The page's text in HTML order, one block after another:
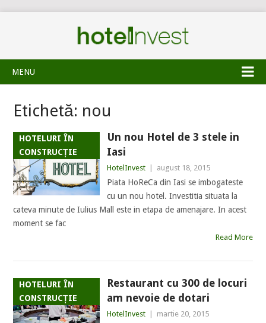
MENU
Etichetă: nou
HOTELURI ÎN
CONSTRUCȚIE
Un nou Hotel de 3 stele in
Iasi
HotelInvest august 18, 2015
Piata HoReCa din Iasi se imbogateste
cu un nou hotel. Investitia situata la
cateva minute de Iulius Mall este in etapa de amenajare. In acest
moment se fac
Read More
HOTELURI ÎN
CONSTRUCȚIE
Restaurant cu 300 de locuri
am nevoie de dotari
HotelInvest martie 20, 2015